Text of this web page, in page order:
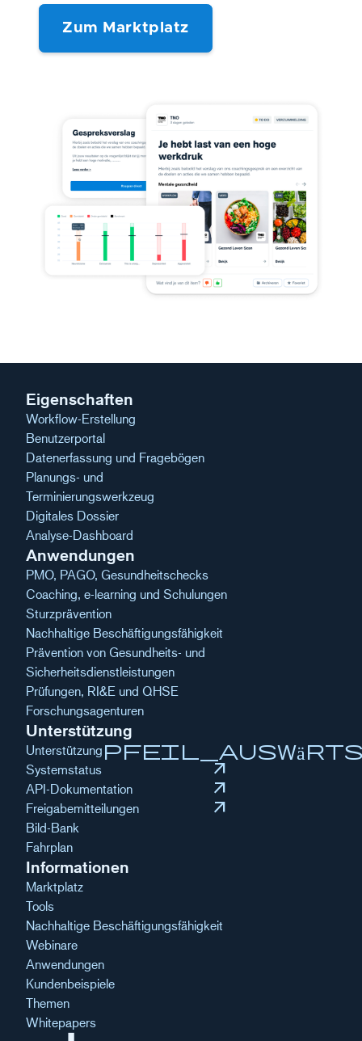
Zum Marktplatz
Eigenschaften
Workflow-Erstellung
Benutzerportal
Datenerfassung und Fragebögen
Planungs- und
Terminierungswerkzeug
Digitales Dossier
Analyse-Dashboard
Anwendungen
PMO, PAGO, Gesundheitschecks
Coaching, e-learning und Schulungen
Sturzprävention
Nachhaltige Beschäftigungsfähigkeit
Prävention von Gesundheits- und
Sicherheitsdienstleistungen
Prüfungen, RI&E und QHSE
Forschungsagenturen
Unterstützung
Unterstützung
Systemstatus arrow_outward
API-Dokumentation arrow_outward
Freigabemitteilungen arrow_outward
Bild-Bank
Fahrplan
Informationen
Marktplatz
Tools
Nachhaltige Beschäftigungsfähigkeit
Webinare
Anwendungen
Kundenbeispiele
Themen
Whitepapers